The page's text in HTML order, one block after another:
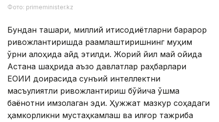
Фото: primeminister.kz
Бундан ташқари, миллий иқтисодиётларни барқарор
ривожлантиришда рақамлаштиришнинг муҳим
ўрни алоҳида қайд этилди. Жорий йил май ойида
Астана шаҳрида аъзо давлатлар раҳбарлари
ЕОИИ доирасида сунъий интеллектни
масъулиятли ривожлантириш бўйича қўшма
баёнотни имзолаган эди. Ҳужжат мазкур соҳадаги
ҳамкорликни мустаҳкамлаш ва илғор тажриба